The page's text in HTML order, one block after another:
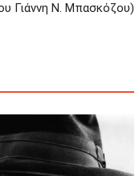
Γιάννη Ν. Μπασκόζου)